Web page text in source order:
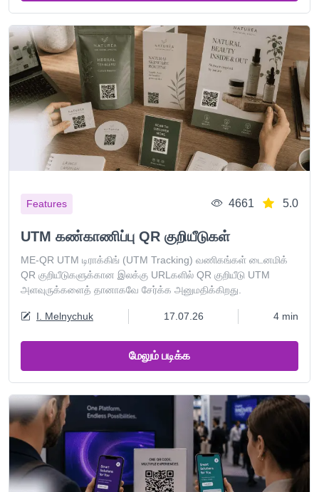
Features 4661 5.0
UTM கண்காணிப்பு QR குறியீடுகள்
ME-QR UTM டிராக்கிங் (UTM Tracking) வணிகங்கள் டைனமிக்
QR குறியீடுகளுக்கான இலக்கு URLகளில் QR குறியீடு UTM
அளவுருக்களைத் தானாகவே சேர்க்க அனுமதிக்கிறது.
I. Melnychuk 17.07.26 4 min
மேலும் படிக்க